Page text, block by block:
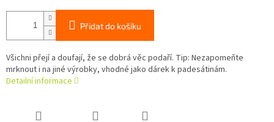
Přidat do košíku
Všichni přejí a doufají, že se dobrá věc podaří. Tip: Nezapomeňte
mrknout i na jiné výrobky, vhodné jako dárek k padesátinám.
Detailní informace